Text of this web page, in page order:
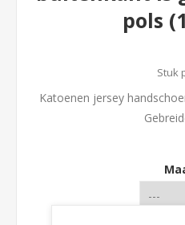
pols
Stuk
Katoenen jersey